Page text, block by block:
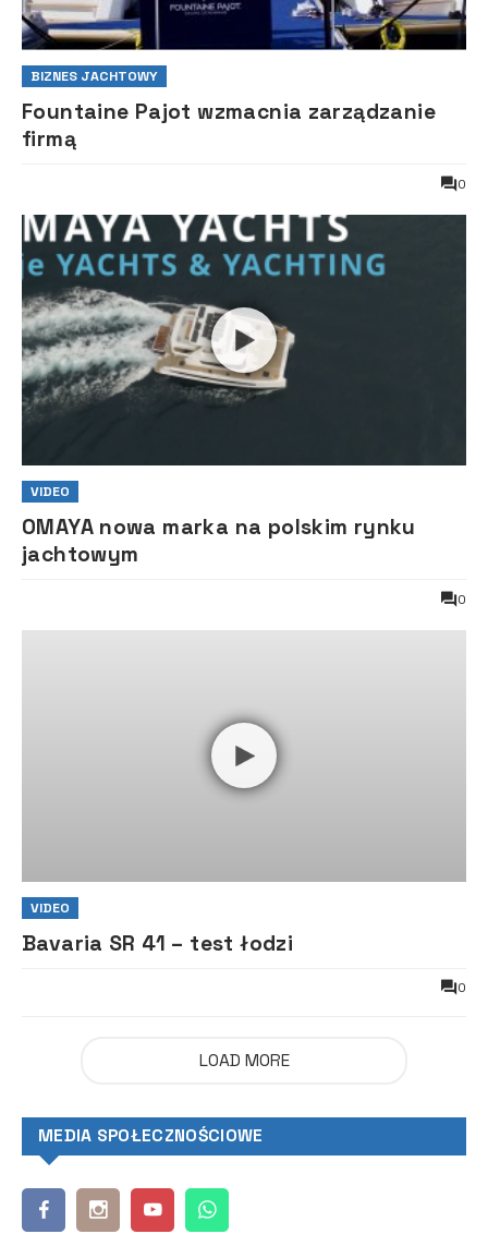
BIZNES JACHTOWY
Fountaine Pajot wzmacnia zarządzanie
firmą
0
VIDEO
OMAYA nowa marka na polskim rynku
jachtowym
0
VIDEO
Bavaria SR 41 – test łodzi
0
LOAD MORE
MEDIA SPOŁECZNOŚCIOWE